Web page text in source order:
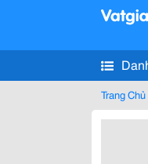
Trang Chủ